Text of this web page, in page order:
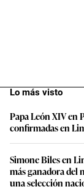
Lo más visto
Papa León XIV en
confirmadas en
Simone Biles en
más ganadora del
una selección